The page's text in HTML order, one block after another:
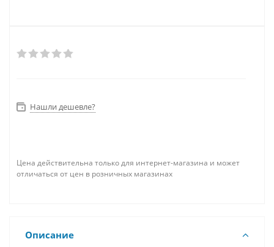
Нашли дешевле?
Цена действительна только для интернет-магазина и может
отличаться от цен в розничных магазинах
Описание